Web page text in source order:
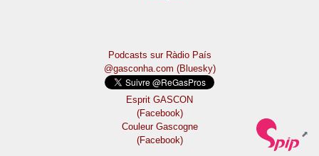
Podcasts sur Ràdio País
@gasconha.com (Bluesky)
Esprit GASCON
(Facebook)
Couleur Gascogne
(Facebook)